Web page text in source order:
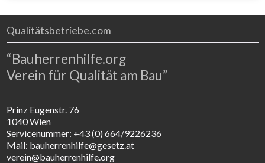
Dämmstoffen, die die
Qualitätsbetriebe.com
“Bauherrenhilfe.org
Verein für Qualität am Bau”
Prinz Eugenstr. 76
1040 Wien
Servicenummer: +43 (0) 664/9226236
Mail: bauherrenhilfe@gesetz.at
verein@bauherrenhilfe.org